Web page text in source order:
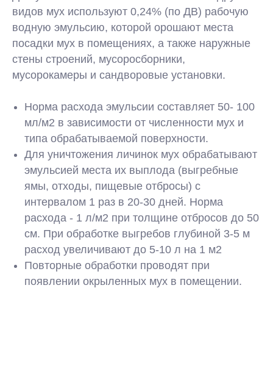
видов мух используют 0,24% (по ДВ) рабочую
водную эмульсию, которой орошают места
посадки мух в помещениях, а также наружные
стены строений, мусоросборники,
мусорокамеры и сандворовые установки.
Норма расхода эмульсии составляет 50- 100
мл/м2 в зависимости от численности мух и
типа обрабатываемой поверхности.
Для уничтожения личинок мух обрабатывают
эмульсией места их выплода (выгребные
ямы, отходы, пищевые отбросы) с
интервалом 1 раз в 20-30 дней. Норма
расхода - 1 л/м2 при толщине отбросов до 50
см. При обработке выгребов глубиной 3-5 м
расход увеличивают до 5-10 л на 1 м2
Повторные обработки проводят при
появлении окрыленных мух в помещении.